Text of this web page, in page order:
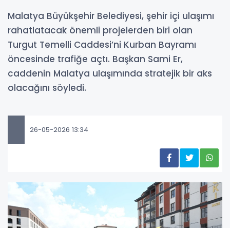
Malatya Büyükşehir Belediyesi, şehir içi ulaşımı
rahatlatacak önemli projelerden biri olan
Turgut Temelli Caddesi’ni Kurban Bayramı
öncesinde trafiğe açtı. Başkan Sami Er,
caddenin Malatya ulaşımında stratejik bir aks
olacağını söyledi.
26-05-2026 13:34